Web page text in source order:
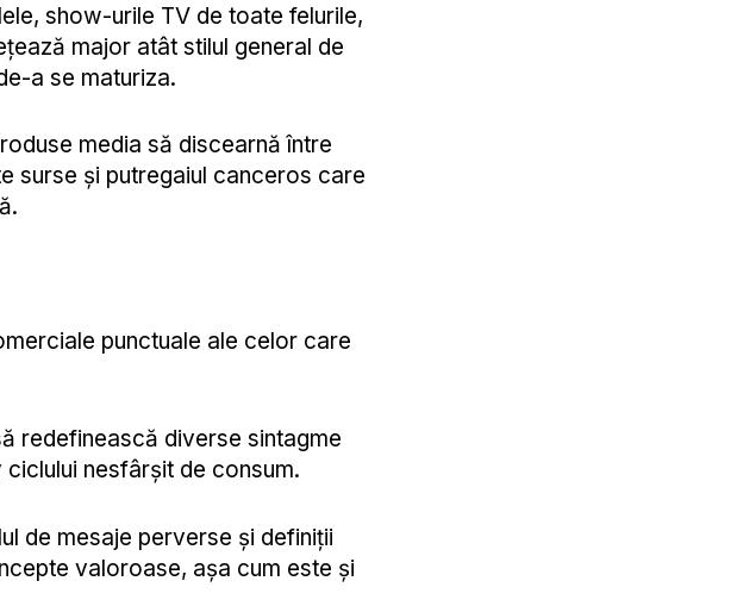
show-urile TV de toate felurile,
major atât stilul general de
a se maturiza.
media să discearnă între
surse și putregaiul canceros care
punctuale ale celor care
redefinească diverse sintagme
nesfârșit de consum.
de mesaje perverse și definiții
valoroase, așa cum este și